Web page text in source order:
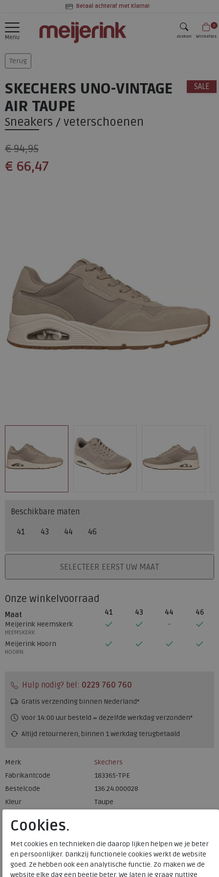
Betaal achteraf met Klarna!
Menu zoeken
0
Winkeltas
Terug
SALE
SKECHERS UNO-VINTAGE
AIR TAUPE
Sneakers / veterschoenen
€ 94,95
€ 66,47
Beschikbare maten
41 43 44 46
PLAATS IN WINKELMANDSELECTEER EERST UW MAAT
Onze winkelvoorraad
Maat 41 43 44
46
Meijerink Heemskerk
HEEMSKERK
Meijerink Hoorn
HOORN
Hulp nodig? bel: 0229 760 760
Gratis verzending binnen Nederland*
Voor 14:00 uur besteld = dezelfde werkdag verzonden*
Altijd retourneren, binnen 1 werkdag terugbetaald
Merk
Skechers
Fabrikantcode
183365-TPE
Bestelcode
136.24.000028
Kleur
Taupe
Materiaal
Uitneembaar voetbed
nee
Cookies.
Met cookies en technieken die daarop lijken helpen we je beter
en persoonlijker. Dankzij functionele cookies werkt de website
goed. Ze hebben ook een analytische functie. Zo maken we de
website elke dag een beetje beter. We laten je graag nuttige